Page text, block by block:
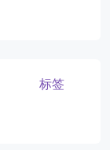
标签